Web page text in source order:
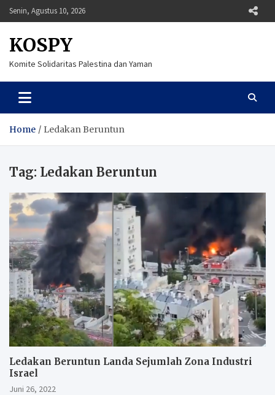
Skip
to
Senin, Agustus 10, 2026
KOSPY
Komite Solidaritas Palestina dan Yaman
Home Ledakan Beruntun
Tag: Ledakan Beruntun
Ledakan Beruntun Landa Sejumlah Zona Industri
Israel
Juni 26, 2022